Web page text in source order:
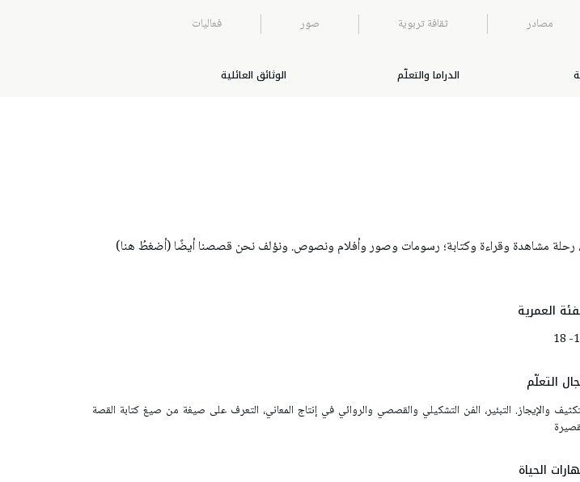
مصادر ثقافة تربوية صور فعاليات
الدراما والتعلّم الوثائق العائلية
مشاهدة وقراءة وكتابة؛ رسومات وصور وأفلام ونصوص. ونؤلف نحن قصصنا أيضًا (أضغطُ هنا)
العمرية
التعلّم
والإيجاز. التبئير، الفن التشكيلي والقصصي والروائي في إنتاج المعاني، التعرف على صيغة من صيغ كتابة القصة
الحياة